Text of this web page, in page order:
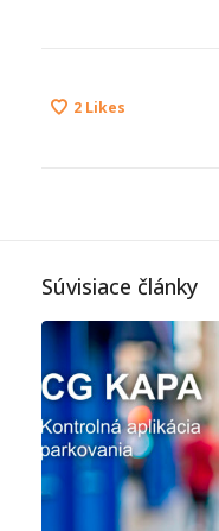
2 Likes
Súvisiace články